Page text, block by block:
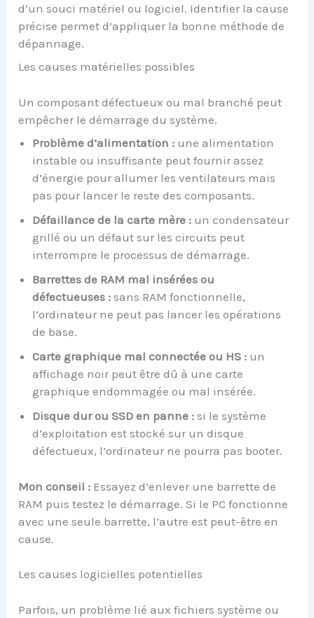
d’un souci matériel ou logiciel. Identifier la cause
précise permet d’appliquer la bonne méthode de
dépannage.
Les causes matérielles possibles
Un composant défectueux ou mal branché peut
empêcher le démarrage du système.
Problème d’alimentation : une alimentation
instable ou insuffisante peut fournir assez
d’énergie pour allumer les ventilateurs mais
pas pour lancer le reste des composants.
Défaillance de la carte mère : un condensateur
grillé ou un défaut sur les circuits peut
interrompre le processus de démarrage.
Barrettes de RAM mal insérées ou
défectueuses : sans RAM fonctionnelle,
l’ordinateur ne peut pas lancer les opérations
de base.
Carte graphique mal connectée ou HS : un
affichage noir peut être dû à une carte
graphique endommagée ou mal insérée.
Disque dur ou SSD en panne : si le système
d’exploitation est stocké sur un disque
défectueux, l’ordinateur ne pourra pas booter.
Mon conseil : Essayez d’enlever une barrette de
RAM puis testez le démarrage. Si le PC fonctionne
avec une seule barrette, l’autre est peut-être en
cause.
Les causes logicielles potentielles
Parfois, un problème lié aux fichiers système ou